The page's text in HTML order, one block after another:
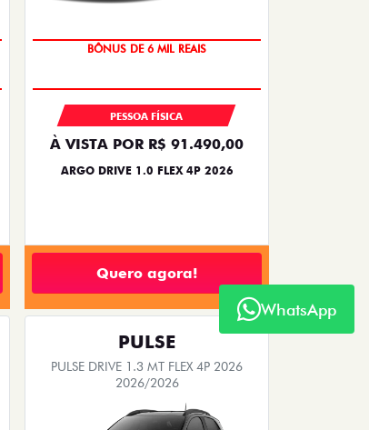
TAXA ZERO
PESSOA FÍSICA
À VISTA POR R$ 91.490,00
ARGO DRIVE 1.0 FLEX 4P 2026
Quero agora!
PULSE
PULSE DRIVE 1.3 MT FLEX 4P 2026
2026/2026
WhatsApp